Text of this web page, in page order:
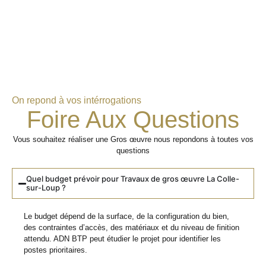
On repond à vos intérrogations
Foire Aux Questions
Vous souhaitez réaliser une Gros œuvre nous repondons à toutes vos
questions
Quel budget prévoir pour Travaux de gros œuvre La Colle-
sur-Loup ?
Le budget dépend de la surface, de la configuration du bien,
des contraintes d’accès, des matériaux et du niveau de finition
attendu. ADN BTP peut étudier le projet pour identifier les
postes prioritaires.